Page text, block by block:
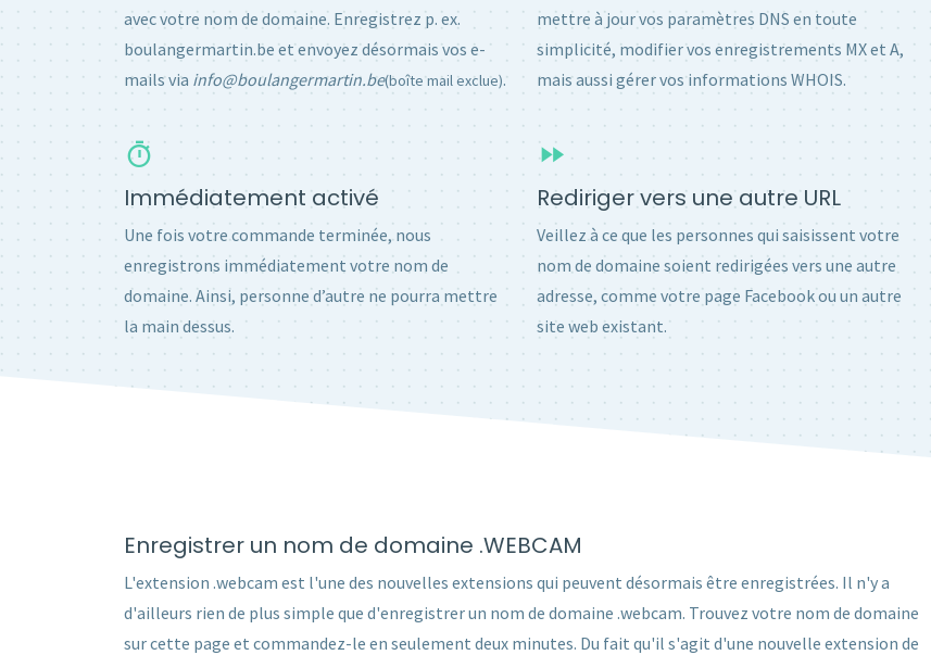
avec votre nom de domaine. Enregistrez p. ex.
boulangermartin.be et envoyez désormais vos e-
mails via info@boulangermartin.be(boîte mail exclue).
mettre à jour vos paramètres DNS en toute
simplicité, modifier vos enregistrements MX et A,
mais aussi gérer vos informations WHOIS.
Immédiatement activé
Une fois votre commande terminée, nous
enregistrons immédiatement votre nom de
domaine. Ainsi, personne d’autre ne pourra mettre
la main dessus.
Rediriger vers une autre URL
Veillez à ce que les personnes qui saisissent votre
nom de domaine soient redirigées vers une autre
adresse, comme votre page Facebook ou un autre
site web existant.
Enregistrer un nom de domaine .WEBCAM
L'extension .webcam est l'une des nouvelles extensions qui peuvent désormais être enregistrées. Il n'y a
d'ailleurs rien de plus simple que d'enregistrer un nom de domaine .webcam. Trouvez votre nom de domaine
sur cette page et commandez-le en seulement deux minutes. Du fait qu'il s'agit d'une nouvelle extension de